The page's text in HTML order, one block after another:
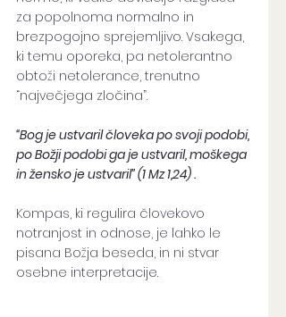
za popolnoma normalno in
brezpogojno sprejemljivo. Vsakega,
ki temu oporeka, pa netolerantno
obtoži netolerance, trenutno
“največjega zločina”.
“Bog je ustvaril človeka po svoji podobi,
po Božji podobi ga je ustvaril, moškega
in žensko je ustvaril” (1 Mz 1,24) .
Kompas, ki regulira človekovo
notranjost in odnose, je lahko le
pisana Božja beseda, in ni stvar
osebne interpretacije.